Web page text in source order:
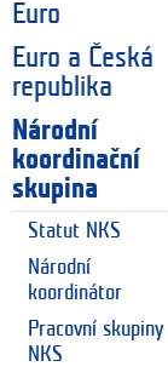
Euro
Euro a Česká
republika
Národní
koordinační
skupina
Statut NKS
Národní
koordinátor
Pracovní skupiny
NKS